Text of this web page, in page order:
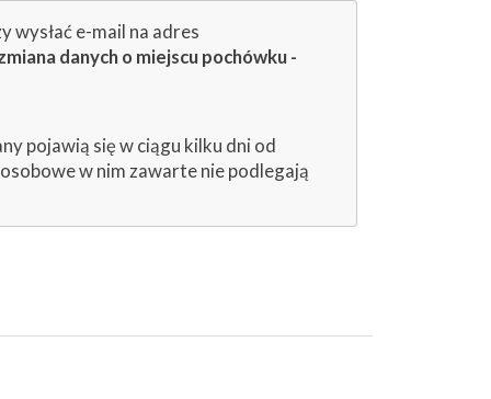
wysłać e-mail na adres
danych o miejscu pochówku -
pojawią się w ciągu kilku dni od
w nim zawarte nie podlegają